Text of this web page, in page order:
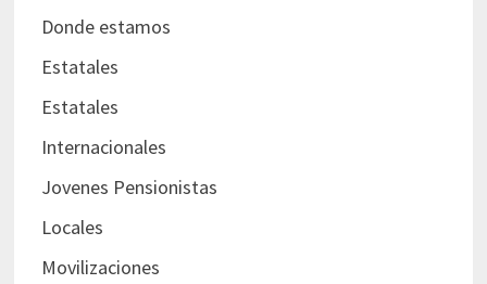
Donde estamos
Estatales
Estatales
Internacionales
Jovenes Pensionistas
Locales
Movilizaciones